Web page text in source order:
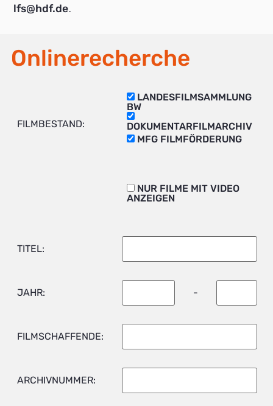
lfs@hdf.de.
Onlinerecherche
FILMBESTAND:
LANDESFILMSAMMLUNG
BW
DOKUMENTARFILMARCHIV
MFG FILMFÖRDERUNG
NUR FILME MIT VIDEO
ANZEIGEN
TITEL:
JAHR: -
FILMSCHAFFENDE:
ARCHIVNUMMER: